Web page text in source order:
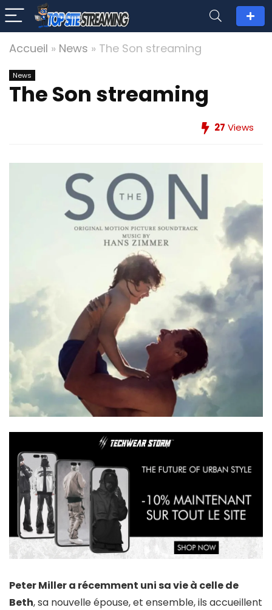
Accueil » News » The Son streaming
News
The Son streaming
27 Views
Peter Miller a récemment uni sa vie à celle de
Beth, sa nouvelle épouse, et ensemble, ils accueillent